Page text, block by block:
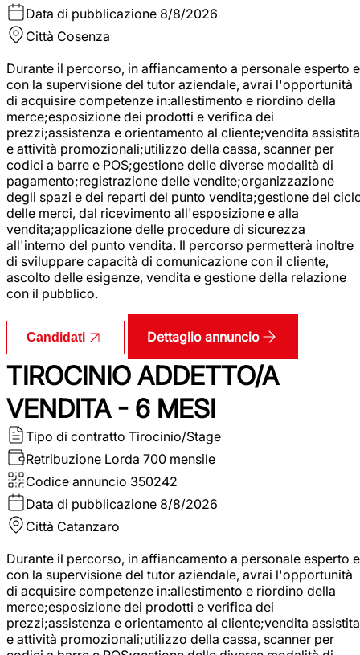
Data di pubblicazione 8/8/2026
Città Cosenza
Durante il percorso, in affiancamento a personale esperto e
con la supervisione del tutor aziendale, avrai l'opportunità
di acquisire competenze in:allestimento e riordino della
merce;esposizione dei prodotti e verifica dei
prezzi;assistenza e orientamento al cliente;vendita assistita
e attività promozionali;utilizzo della cassa, scanner per
codici a barre e POS;gestione delle diverse modalità di
pagamento;registrazione delle vendite;organizzazione
degli spazi e dei reparti del punto vendita;gestione del
delle merci, dal ricevimento all'esposizione e alla
vendita;applicazione delle procedure di sicurezza
all'interno del punto vendita. Il percorso permetterà inoltre
di sviluppare capacità di comunicazione con il cliente,
ascolto delle esigenze, vendita e gestione della relazione
con il pubblico.
Candidati Dettaglio annuncio
TIROCINIO ADDETTO/A
VENDITA - 6 MESI
Tipo di contratto Tirocinio/Stage
Retribuzione Lorda 700 mensile
Codice annuncio 350242
Data di pubblicazione 8/8/2026
Città Catanzaro
Durante il percorso, in affiancamento a personale esperto e
con la supervisione del tutor aziendale, avrai l'opportunità
di acquisire competenze in:allestimento e riordino della
merce;esposizione dei prodotti e verifica dei
prezzi;assistenza e orientamento al cliente;vendita assistita
e attività promozionali;utilizzo della cassa, scanner per